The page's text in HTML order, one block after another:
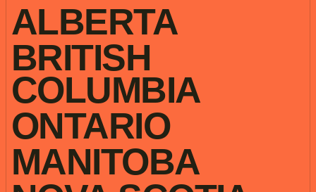
ALBERTA
BRITISH
COLUMBIA
ONTARIO
MANITOBA